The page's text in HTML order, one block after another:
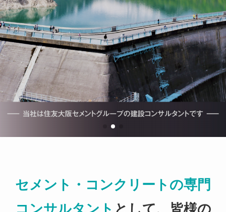
セメント・コンクリートの専門